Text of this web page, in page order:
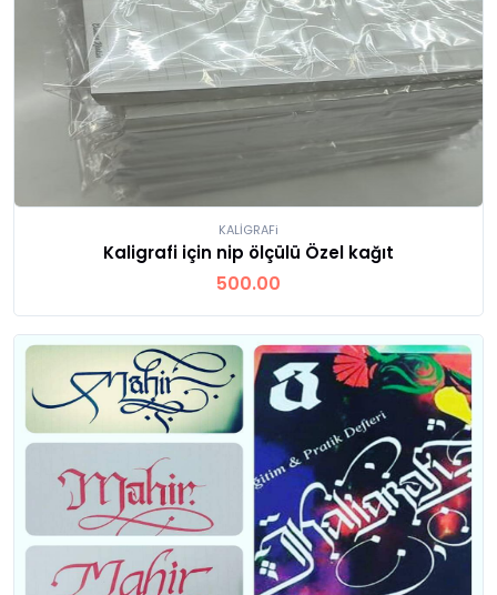
Ürünü İncele
KALİGRAFi
Kaligrafi için nip ölçülü Özel kağıt
500.00